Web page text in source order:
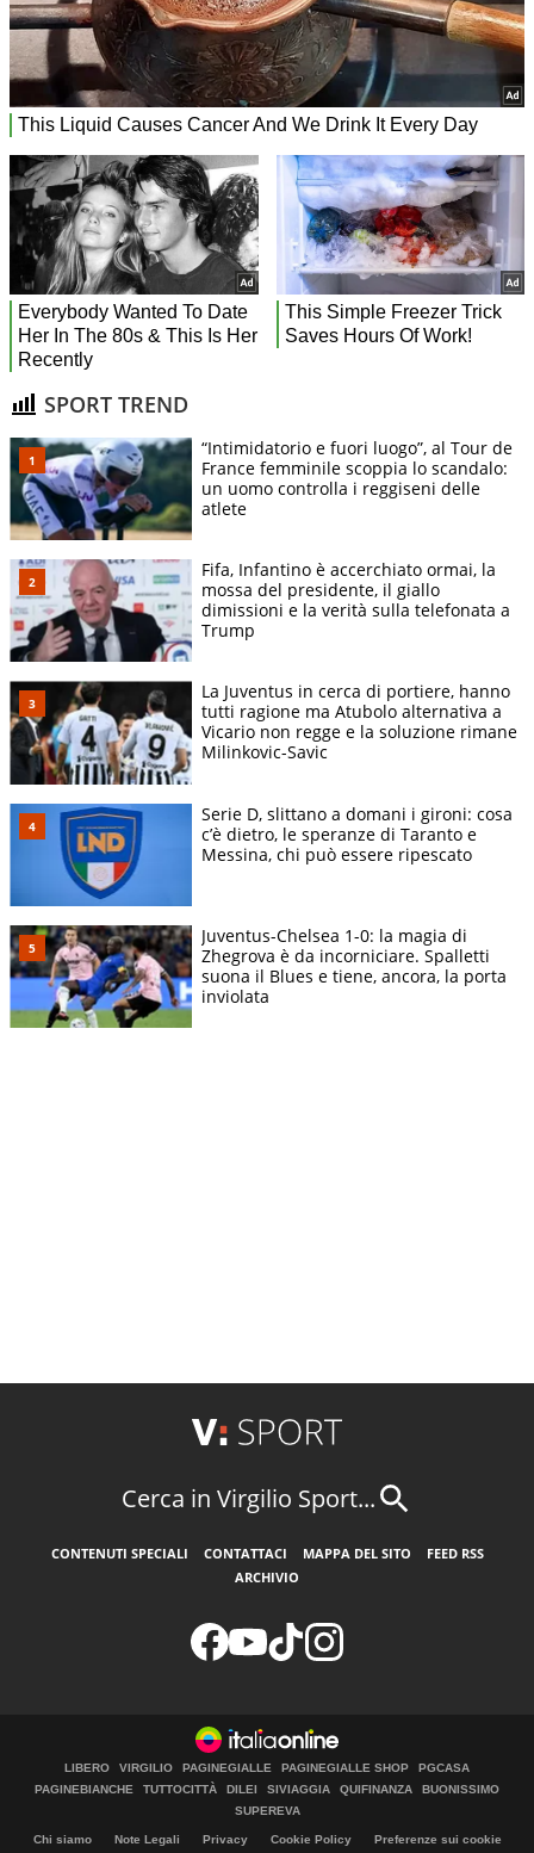
SPORT TREND
“Intimidatorio e fuori luogo”, al Tour de
France femminile scoppia lo scandalo:
un uomo controlla i reggiseni delle
atlete
Fifa, Infantino è accerchiato ormai, la
mossa del presidente, il giallo
dimissioni e la verità sulla telefonata a
Trump
La Juventus in cerca di portiere, hanno
tutti ragione ma Atubolo alternativa a
Vicario non regge e la soluzione rimane
Milinkovic-Savic
Serie D, slittano a domani i gironi: cosa
c’è dietro, le speranze di Taranto e
Messina, chi può essere ripescato
Juventus-Chelsea 1-0: la magia di
Zhegrova è da incorniciare. Spalletti
suona il Blues e tiene, ancora, la porta
inviolata
Cerca in Virgilio Sport...
CONTENUTI SPECIALI CONTATTACI MAPPA DEL SITO
FEED RSS
ARCHIVIO
LIBERO VIRGILIO PAGINEGIALLE PAGINEGIALLE SHOP
PGCASA
PAGINEBIANCHE
TUTTOCITTÀ DILEI SIVIAGGIA QUIFINANZA
BUONISSIMO
SUPEREVA
Chi siamo Note Legali Privacy Cookie Policy
Preferenze sui cookie